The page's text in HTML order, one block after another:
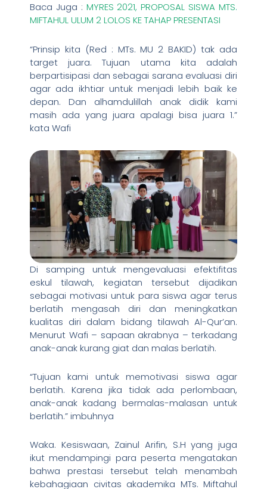
Baca Juga : MYRES 2021, PROPOSAL SISWA MTS.
MIFTAHUL ULUM 2 LOLOS KE TAHAP PRESENTASI
“Prinsip kita (Red : MTs. MU 2 BAKID) tak ada
target juara. Tujuan utama kita adalah
berpartisipasi dan sebagai sarana evaluasi diri
agar ada ikhtiar untuk menjadi lebih baik ke
depan. Dan alhamdulillah anak didik kami
masih ada yang juara apalagi bisa juara 1.”
kata Wafi
Di samping untuk mengevaluasi efektifitas
eskul tilawah, kegiatan tersebut dijadikan
sebagai motivasi untuk para siswa agar terus
berlatih mengasah diri dan meningkatkan
kualitas diri dalam bidang tilawah Al-Qur’an.
Menurut Wafi – sapaan akrabnya – terkadang
anak-anak kurang giat dan malas berlatih.
“Tujuan kami untuk memotivasi siswa agar
berlatih. Karena jika tidak ada perlombaan,
anak-anak kadang bermalas-malasan untuk
berlatih.” imbuhnya
Waka. Kesiswaan, Zainul Arifin, S.H yang juga
ikut mendampingi para peserta mengatakan
bahwa prestasi tersebut telah menambah
kebahagiaan civitas akademika MTs. Miftahul